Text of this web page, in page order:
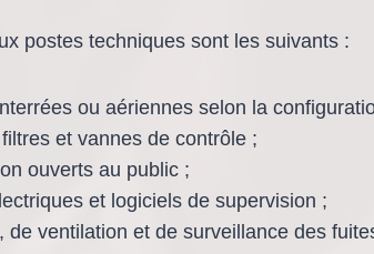
postes techniques sont les suivants :
ou aériennes selon la
et vannes de contrôle ;
ouverts au public ;
et logiciels de supervision ;
de ventilation et de surveillance des